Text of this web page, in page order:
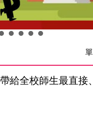
給全校師生最直接